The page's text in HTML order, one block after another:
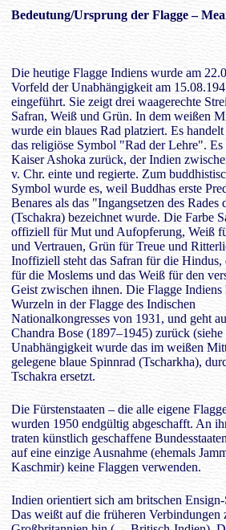
Bedeutung/Ursprung der Flagge –
Die heutige Flagge Indiens wurde am
Vorfeld der Unabhängigkeit am
eingeführt. Sie zeigt drei waagerechte
Safran, Weiß und Grün. In dem weißen
wurde ein blaues Rad platziert. Es
das religiöse Symbol "Rad der Lehre". Es
Kaiser Ashoka zurück, der Indien
v. Chr. einte und regierte. Zum
Symbol wurde es, weil Buddhas erste
Benares als das "Ingangsetzen des Rades
(Tschakra) bezeichnet wurde. Die Farbe
offiziell für Mut und Aufopferung, Weiß
und Vertrauen, Grün für Treue und
Inoffiziell steht das Safran für die Hindus,
für die Moslems und das Weiß für den
Geist zwischen ihnen. Die Flagge Indiens
Wurzeln in der Flagge des Indischen
Nationalkongresses von 1931, und geht
Chandra Bose (1897–1945) zurück (siehe
Unabhängigkeit wurde das im weißen
gelegene blaue Spinnrad (Tscharkha),
Tschakra ersetzt.
Die Fürstenstaaten – die alle eigene
wurden 1950 endgültig abgeschafft. An
traten künstlich geschaffene
auf eine einzige Ausnahme (ehemals
Kaschmir) keine Flaggen verwenden.
Indien orientiert sich am britschen Ensign-
Das weißt auf die früheren Verbindungen